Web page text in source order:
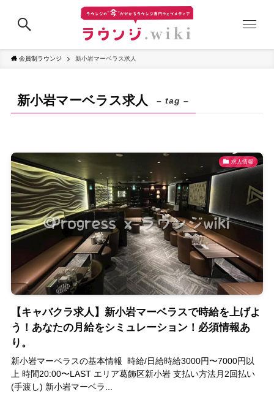
会員制ラウンジ 新小岩マーベラス求人
新小岩マーベラス求人 – tag –
求人情報
【キャバクラ求人】新小岩マーベラスで時給を上げよ
う！あなたの月給をシミュレーション！必須情報あ
り。
新小岩マーベラスの基本情報 時給/日給時給3000円〜7000円以
上 時間20:00〜LAST エリア葛飾区新小岩 支払い方法月2回払い
(手渡し) 新小岩マーベラ...